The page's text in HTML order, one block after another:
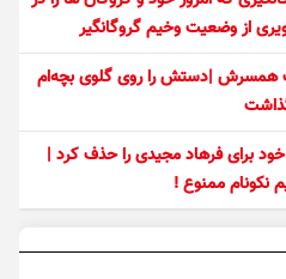
از وضعیت وخیم گروگانگیر
همسرش |دستش را روی گلوی بچه‌ام
برای فرهاد مجیدی را حذف کرد |
نکونام ممنوع !